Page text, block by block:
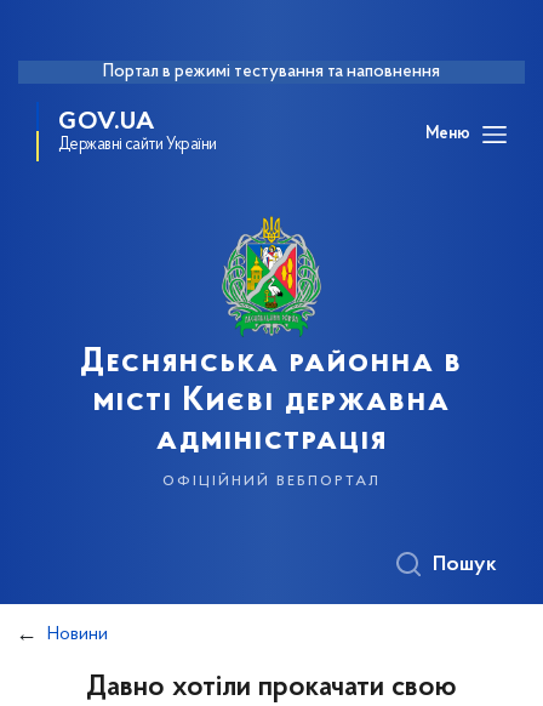
Портал в режимі тестування та наповнення
GOV.UA
Державні сайти України
Меню
Деснянська районна в
місті Києві державна
адміністрація
офіційний вебпортал
Пошук
Новини
Давно хотіли прокачати свою